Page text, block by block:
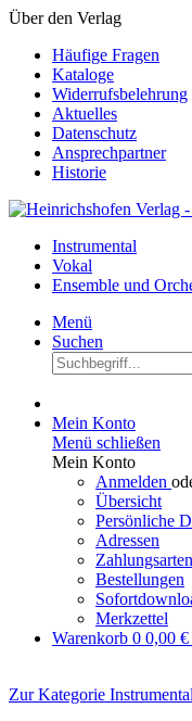
Über den Verlag
Häufige Fragen
Kataloge
Widerrufsbelehrung
Aktuelles
Datenschutz
Ansprechpartner
Historie
Instrumental
Vokal
Ensemble und
Menü
Suchen
Mein Konto
Menü schließen
Mein Konto
Anmelden
Übersicht
Persönliche
Adressen
Zahlungsarten
Bestellungen
Merkzettel
Warenkorb 0 0,00
Zur Kategorie Instrumental